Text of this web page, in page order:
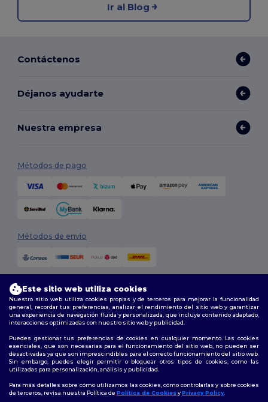
Ir al Blog
Contáctenos
Déjanos ayudarte
Nuestra empresa
Métodos de pago
Métodos de envío
2026. Todos los derechos reservados
Términos y Condiciones
Política de personalización
Política de
Privacidad|Política de Cookies |Mapa del sitio
Síguenos
Este sitio web utiliza cookies
Nuestro sitio web utiliza cookies propias y de terceros para mejorar la funcionalidad
general, recordar tus preferencias, analizar el rendimiento del sitio web y garantizar
una experiencia de navegación fluida y personalizada, que incluye contenido adaptado,
interacciones optimizadas con nuestro sitio web y publicidad.
Puedes gestionar tus preferencias de cookies en cualquier momento. Las cookies
esenciales, que son necesarias para el funcionamiento del sitio web, no pueden ser
desactivadas ya que son imprescindibles para el correcto funcionamiento del sitio web.
Sin embargo, puedes elegir permitir o bloquear otros tipos de cookies, como las
utilizadas para personalización, análisis y publicidad.
Para más detalles sobre cómo utilizamos las cookies, cómo controlarlas y sobre cookies
de terceros, revisa nuestra Política de Política de CookiesyPrivacy Policy.
¡Tienes €10
de descuento!
Para reclamar tu descuento, cuéntanos: ¿para
estás comprando?
Personal